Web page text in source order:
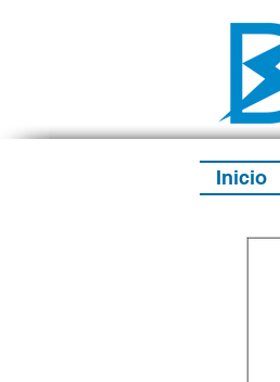
Inicio